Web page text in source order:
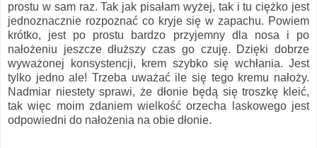
prostu w sam raz. Tak jak pisałam wyżej, tak i tu ciężko jest
jednoznacznie rozpoznać co kryje się w zapachu. Powiem
krótko, jest po prostu bardzo przyjemny dla nosa i po
nałożeniu jeszcze dłuższy czas go czuję. Dzięki dobrze
wyważonej konsystencji, krem szybko się wchłania. Jest
tylko jedno ale! Trzeba uważać ile się tego kremu nałoży.
Nadmiar niestety sprawi, że dłonie będą się troszkę kleić,
tak więc moim zdaniem wielkość orzecha laskowego jest
odpowiedni do nałożenia na obie dłonie.